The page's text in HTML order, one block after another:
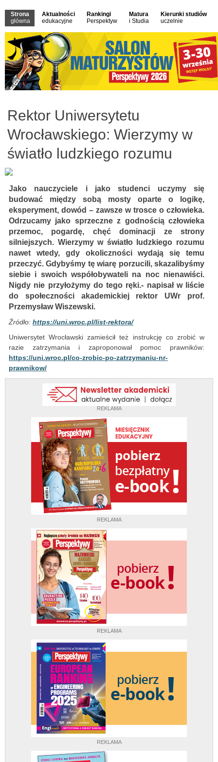
Strona
główna
Aktualności
edukacyjne
Rankingi
Perspektyw
Matura
i Studia
Kierunki studiów
uczelnie
REKLAMA
REKLAMA
REKLAMA
REKLAMA
Rektor Uniwersytetu
Wrocławskiego: Wierzymy w
światło ludzkiego rozumu
Jako nauczyciele i jako studenci uczymy się
budować między sobą mosty oparte o logikę,
eksperyment, dowód – zawsze w trosce o człowieka.
Odrzucamy jako sprzeczne z godnością człowieka
przemoc, pogardę, chęć dominacji ze strony
silniejszych. Wierzymy w światło ludzkiego rozumu
nawet wtedy, gdy okoliczności wydają się temu
przeczyć. Gdybyśmy tę wiarę porzucili, skazalibyśmy
siebie i swoich współobywateli na noc nienawiści.
Nigdy nie przyłożymy do tego ręki.- napisał w liście
do społeczności akademickiej rektor UWr prof.
Przemysław Wiszewski.
Źródło: https://uni.wroc.pl/list-rektora/
Uniwersytet Wrocławski zamieścił też instrukcję co zrobić w
razie zatrzymania i zaproponował pomoc prawników:
https://uni.wroc.pl/co-zrobic-po-zatrzymaniu-nr-
prawnikow/